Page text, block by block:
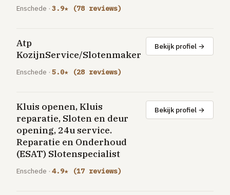
Subsidie-checker
Meldpunt
Word vakman
Enschede · 3.9★ (78 reviews)
Atp
KozijnService/Slotenmaker
Enschede · 5.0★ (28 reviews)
Bekijk profiel →
Kluis openen, Kluis
reparatie, Sloten en deur
opening, 24u service.
Reparatie en Onderhoud
(ESAT) Slotenspecialist
Enschede · 4.9★ (17 reviews)
Bekijk profiel →